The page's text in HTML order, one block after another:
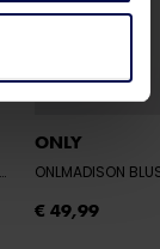
ONLY
ONLMADISON
€ 49,99